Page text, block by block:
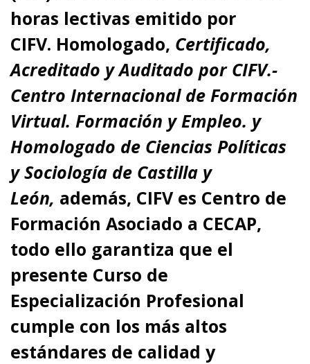
horas lectivas emitido por
CIFV. Homologado, Certificado,
Acreditado y Auditado por CIFV.-
Centro Internacional de Formación
Virtual. Formación y Empleo. y
Homologado de Ciencias Políticas
y Sociología de Castilla y
León, además, CIFV es Centro de
Formación Asociado a CECAP,
todo ello garantiza que el
presente Curso de
Especialización Profesional
cumple con los más altos
estándares de calidad y